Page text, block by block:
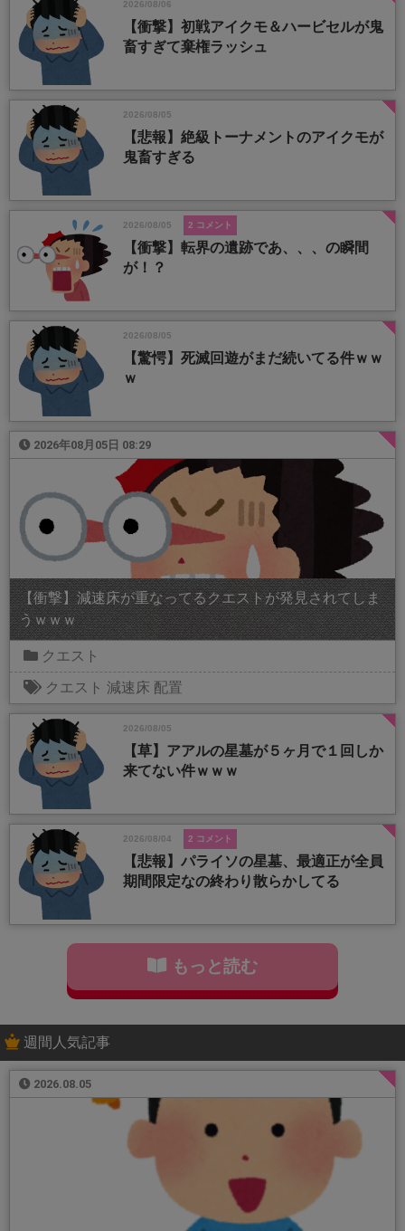
2026/08/06
【衝撃】初戦アイクモ＆ハービセルが鬼
畜すぎて棄権ラッシュ
2026/08/05
【悲報】絶級トーナメントのアイクモが
鬼畜すぎる
2026/08/05 2 コメント
【衝撃】転界の遺跡であ、、、の瞬間
が！？
2026/08/05
【驚愕】死滅回遊がまだ続いてる件ｗｗ
ｗ
2026年08月05日 08:29
【衝撃】減速床が重なってるクエストが発見されてしま
うｗｗｗ
クエスト
クエスト 減速床 配置
2026/08/05
【草】アアルの星墓が５ヶ月で１回しか
来てない件ｗｗｗ
2026/08/04 2 コメント
【悲報】パライソの星墓、最適正が全員
期間限定なの終わり散らかしてる
もっと読む
週間人気記事
2026.08.05